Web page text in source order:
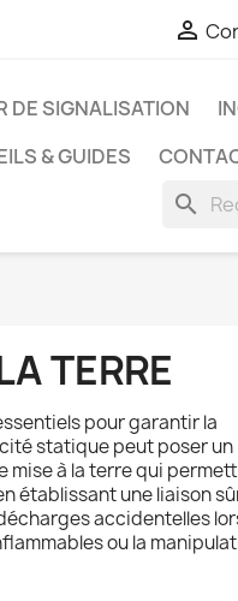

DE SIGNALISATION
& GUIDES
search
TERRE
pour garantir la
statique peut poser un
mise à la terre qui
établissant une liaison
accidentelles
ou la